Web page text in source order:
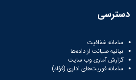
فناوری
نشریه
فرهنگی
پلیس
فهرست
نشریات
دسترسی
سامانه شفافیت
بیانیه صیانت از داده‌ها
گزارش آماری وب‌ سایت
سامانه فوریت‌های اداری (فؤاد)